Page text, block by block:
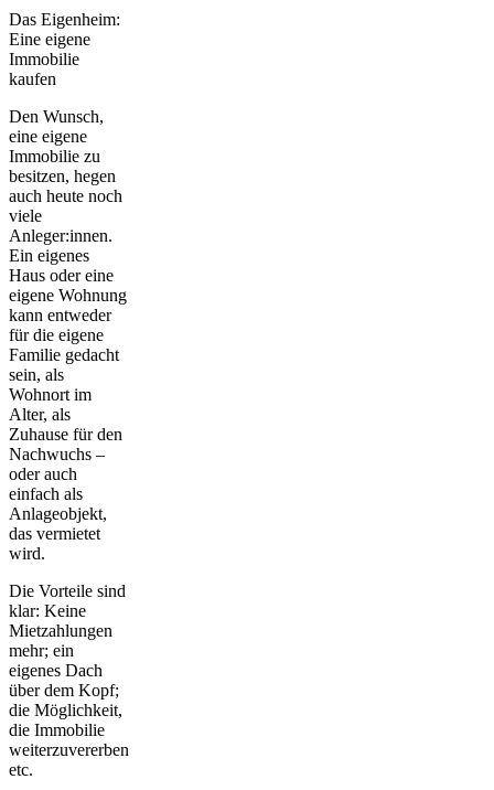
Das Eigenheim:
Eine eigene
Immobilie
kaufen
Den Wunsch,
eine eigene
Immobilie zu
besitzen, hegen
auch heute noch
viele
Anleger:innen.
Ein eigenes
Haus oder eine
eigene Wohnung
kann entweder
für die eigene
Familie gedacht
sein, als
Wohnort im
Alter, als
Zuhause für den
Nachwuchs –
oder auch
einfach als
Anlageobjekt,
das vermietet
wird.
Die Vorteile sind
klar: Keine
Mietzahlungen
mehr; ein
eigenes Dach
über dem Kopf;
die Möglichkeit,
die Immobilie
weiterzuvererben
etc.